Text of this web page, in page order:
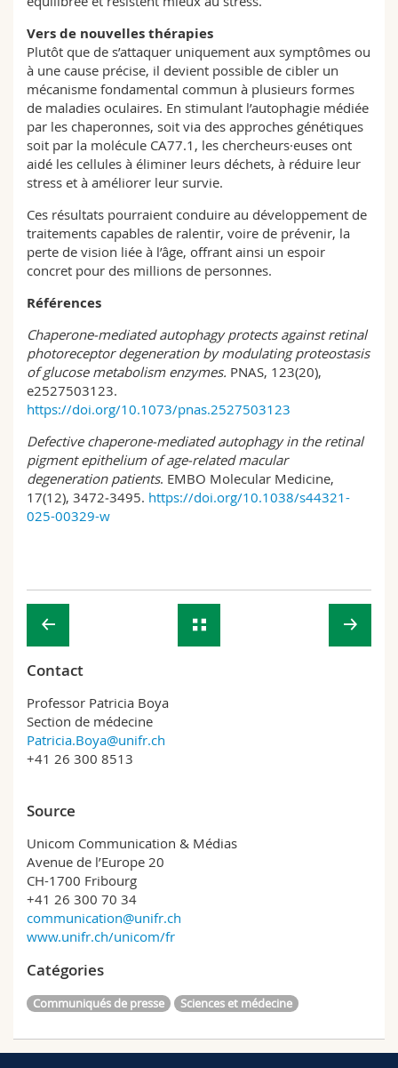
Vers de nouvelles thérapies
Plutôt que de s’attaquer uniquement aux symptômes ou
à une cause précise, il devient possible de cibler un
mécanisme fondamental commun à plusieurs formes
de maladies oculaires. En stimulant l’autophagie médiée
par les chaperonnes, soit via des approches génétiques
soit par la molécule CA77.1, les chercheurs·euses ont
aidé les cellules à éliminer leurs déchets, à réduire leur
stress et à améliorer leur survie.
Ces résultats pourraient conduire au développement de
traitements capables de ralentir, voire de prévenir, la
perte de vision liée à l’âge, offrant ainsi un espoir
concret pour des millions de personnes.
Références
Chaperone‑mediated autophagy protects against retinal
photoreceptor degeneration by modulating proteostasis
of glucose metabolism enzymes. PNAS, 123(20),
e2527503123.
https://doi.org/10.1073/pnas.2527503123
Defective chaperone‑mediated autophagy in the retinal
pigment epithelium of age‑related macular
degeneration patients. EMBO Molecular Medicine,
17(12), 3472‑3495. https://doi.org/10.1038/s44321-
025-00329-w
Contact
Professor Patricia Boya
Section de médecine
Patricia.Boya@unifr.ch
+41 26 300 8513
Source
Unicom Communication & Médias
Avenue de l’Europe 20
CH-1700 Fribourg
+41 26 300 70 34
communication@unifr.ch
www.unifr.ch/unicom/fr
Catégories
Communiqués de presse Sciences et médecine